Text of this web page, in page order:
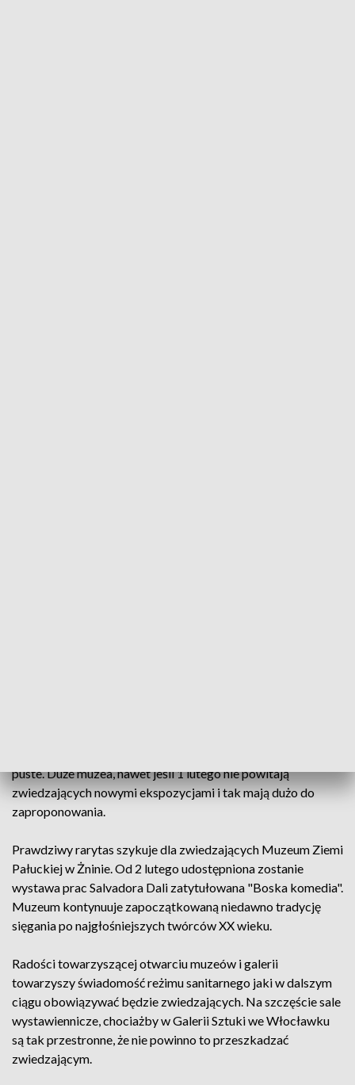
puste. Duże muzea, nawet jeśli 1 lutego nie powitają
zwiedzających nowymi ekspozycjami i tak mają dużo do
zaproponowania.
Prawdziwy rarytas szykuje dla zwiedzających Muzeum Ziemi
Pałuckiej w Żninie. Od 2 lutego udostępniona zostanie
wystawa prac Salvadora Dali zatytułowana "Boska komedia".
Muzeum kontynuuje zapoczątkowaną niedawno tradycję
sięgania po najgłośniejszych twórców XX wieku.
Radości towarzyszącej otwarciu muzeów i galerii
towarzyszy świadomość reżimu sanitarnego jaki w dalszym
ciągu obowiązywać będzie zwiedzających. Na szczęście sale
wystawiennicze, chociażby w Galerii Sztuki we Włocławku
są tak przestronne, że nie powinno to przeszkadzać
zwiedzającym.